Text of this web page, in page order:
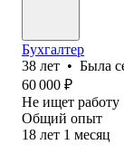
Бухгалтер
38 лет • Была
60 000 ₽
Не ищет работу
Общий опыт
18 лет 1 месяц